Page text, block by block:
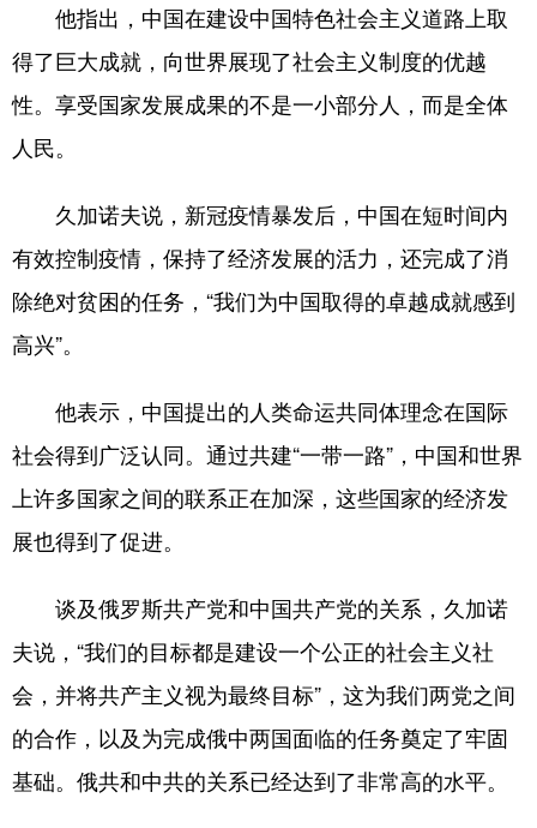
四川 贵州 云南 西藏
陕西 甘肃 青海 宁夏
新疆 内蒙古 黑龙江
多语种频道
English Español Français عربى
Русский язык 日本語 한국어
他指出，中国在建设中国特色社会主义道路上取
得了巨大成就，向世界展现了社会主义制度的优越
性。享受国家发展成果的不是一小部分人，而是全体
人民。
久加诺夫说，新冠疫情暴发后，中国在短时间内
有效控制疫情，保持了经济发展的活力，还完成了消
除绝对贫困的任务，“我们为中国取得的卓越成就感到
高兴”。
他表示，中国提出的人类命运共同体理念在国际
社会得到广泛认同。通过共建“一带一路”，中国和世界
上许多国家之间的联系正在加深，这些国家的经济发
展也得到了促进。
谈及俄罗斯共产党和中国共产党的关系，久加诺
夫说，“我们的目标都是建设一个公正的社会主义社
会，并将共产主义视为最终目标”，这为我们两党之间
的合作，以及为完成俄中两国面临的任务奠定了牢固
基础。俄共和中共的关系已经达到了非常高的水平。